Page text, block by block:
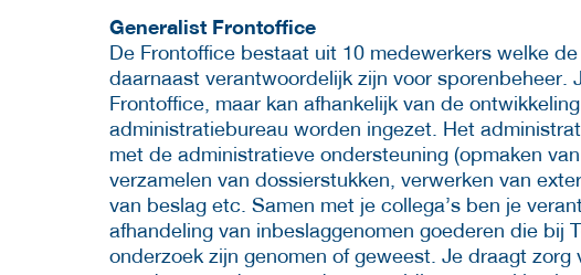
Generalist Frontoffice
De Frontoffice bestaat uit 10 medewerkers welke
daarnaast verantwoordelijk zijn voor
Frontoffice, maar kan afhankelijk van de
administratiebureau worden ingezet. Het
met de administratieve ondersteuning (opmaken
verzamelen van dossierstukken, verwerken van
van beslag etc. Samen met je collega’s ben je
afhandeling van inbeslaggenomen goederen die bij
onderzoek zijn genomen of geweest. Je draagt